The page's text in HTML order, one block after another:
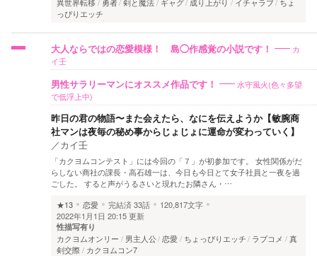
っぴりエッチ
大人ならではの恋愛模様！ 島◯作感覚の小説です！
カ
イ壬
男性サラリーマンにオススメ作品です！
水守風火(色々多望
で低浮上中)
昨日の君の物語〜また会えたら、なにを伝えようか【敏腕商
社マンは夜毎の秘め事からじょじょに運命が変わっていく】
／カイ壬
「カクヨムコンテスト」には今回の「７」が初参加です。 女性関係がだ
らしない商社の課長・高石雄一は、今日も今日とて女子社員と一夜を過
ごした。 すると声がうるさいと現れたお隣さん・…
★13
恋愛 完結済33話
120,817文字
2022年1月1日 20:15 更新
性描写有り
カクヨムオンリー 男主人公 恋愛 ちょっぴりエッチ ラブコメ
真
剣交際
カクヨムコン7